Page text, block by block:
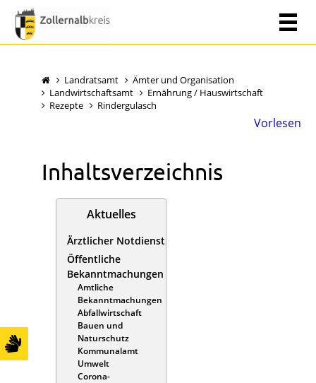
Landratsamt
Ämter und Organisation
Landwirtschaftsamt
Ernährung / Hauswirtschaft
Rezepte
Rindergulasch
Vorlesen
Inhaltsverzeichnis
Aktuelles
Ärztlicher Notdienst
Öffentliche
Bekanntmachungen
Amtliche
Bekanntmachungen
Abfallwirtschaft
Bauen und
Naturschutz
Kommunalamt
Umwelt
Corona-